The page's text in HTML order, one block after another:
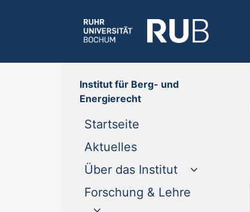
Institut für Berg- und
Energierecht
Startseite
Aktuelles(current)
Über das Institut
Forschung & Lehre